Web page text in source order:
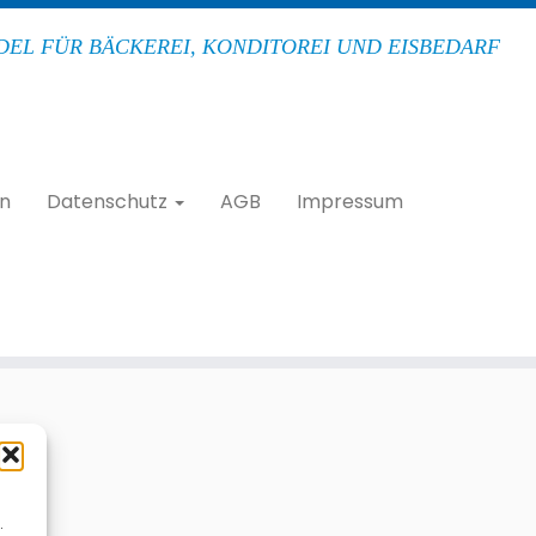
FÜR BÄCKEREI, KONDITOREI UND EISBEDARF
Datenschutz AGB Impressum